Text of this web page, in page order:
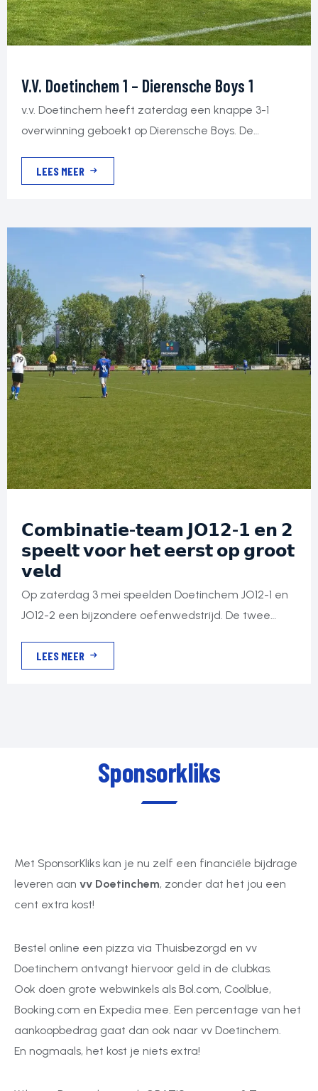
V.v. Doetinchem 1 – Dierensche Boys 1
v.v. Doetinchem heeft zaterdag een knappe 3-1
overwinning geboekt op Dierensche Boys. De
rechtte snel de rug. Dierensche Boys wist te
later zorgde Yasin voor de gelijkmaker en stonden
de clubs weer op gelijke hoogte. […]
LEES MEER
𝗖𝗼𝗺𝗯𝗶𝗻𝗮𝘁𝗶𝗲-𝘁𝗲𝗮𝗺 𝗝𝗢𝟭𝟮-𝟭 𝗲𝗻 𝟮
𝘀𝗽𝗲𝗲𝗹𝘁 𝘃𝗼𝗼𝗿 𝗵𝗲𝘁 𝗲𝗲𝗿𝘀𝘁 𝗼𝗽 𝗴𝗿𝗼𝗼𝘁
𝘃𝗲𝗹𝗱
Op zaterdag 3 mei speelden Doetinchem JO12-1 en
JO12-2 een bijzondere oefenwedstrijd. De twee
volgend seizoen en speelde een oefenwedstrijd
LEES MEER
Sponsorkliks
Met SponsorKliks kan je nu zelf een financiële bijdrage
leveren aan vv Doetinchem, zonder dat het jou een
cent extra kost!
Bestel online een pizza via Thuisbezorgd en vv
Doetinchem ontvangt hiervoor geld in de clubkas.
Ook doen grote webwinkels als Bol.com, Coolblue,
Booking.com en Expedia mee. Een percentage van het
aankoopbedrag gaat dan ook naar vv Doetinchem.
En nogmaals, het kost je niets extra!